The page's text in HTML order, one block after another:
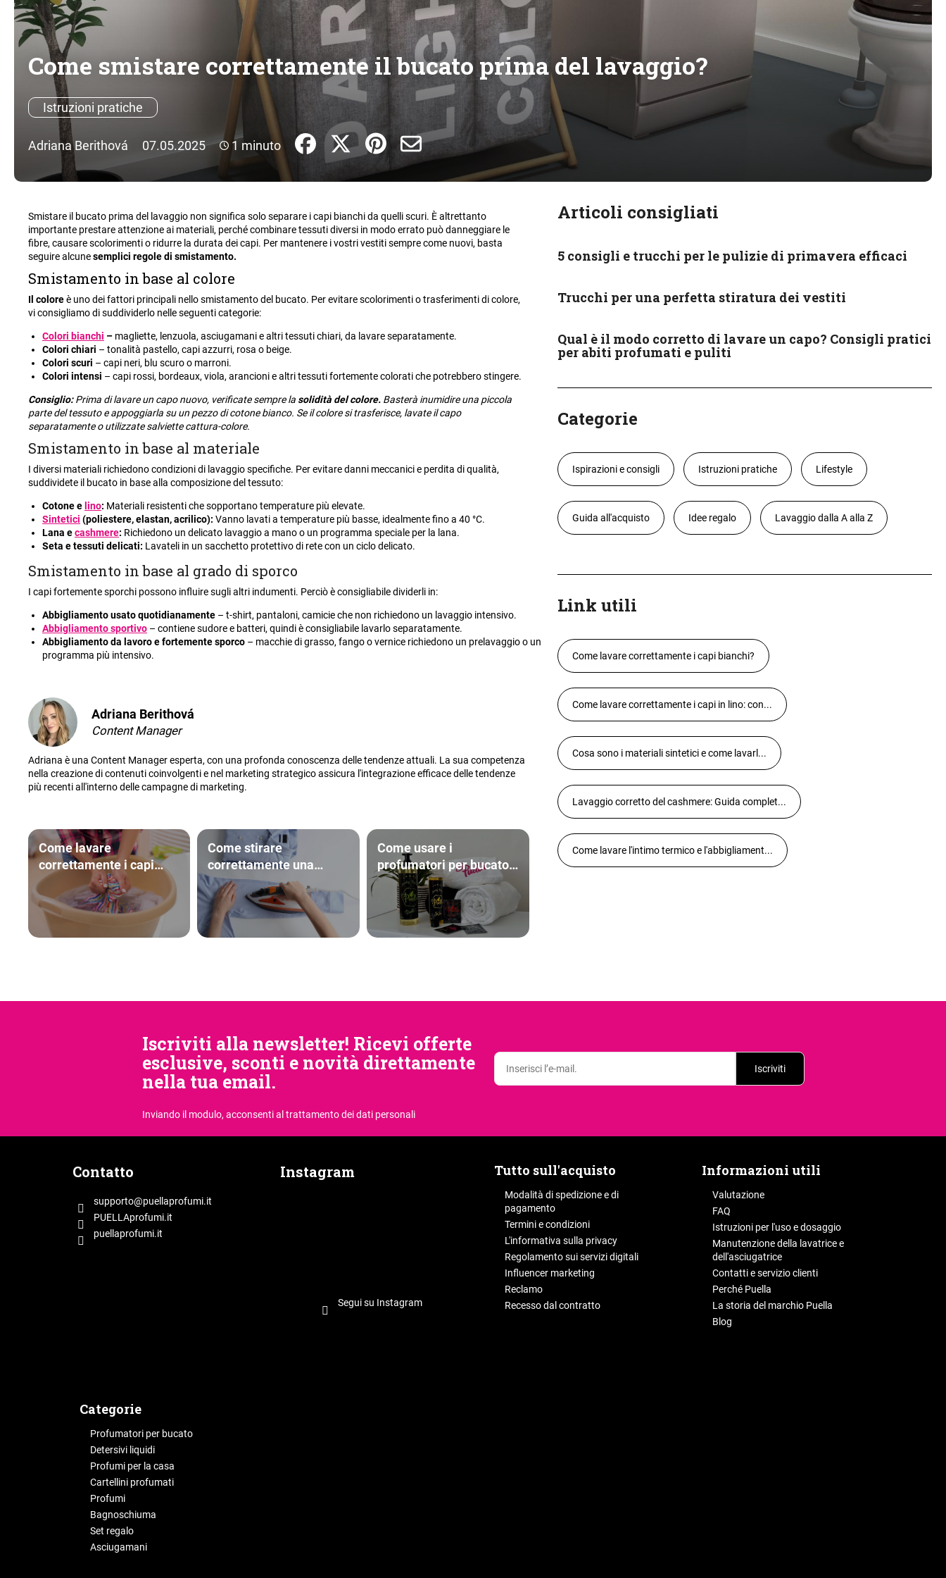
Come smistare correttamente il bucato prima del lavaggio?
Istruzioni pratiche
Adriana Berithová 07.05.2025 1 minuto
Smistare il bucato prima del lavaggio non significa solo separare i capi bianchi da quelli scuri. È altrettanto
importante prestare attenzione ai materiali, perché combinare tessuti diversi in modo errato può danneggiare le
fibre, causare scolorimenti o ridurre la durata dei capi. Per mantenere i vostri vestiti sempre come nuovi, basta
seguire alcunesemplici regole di smistamento.
Smistamento in base al colore
Il coloreè uno dei fattori principali nello smistamento del bucato. Per evitare scolorimenti o trasferimenti di colore,
vi consigliamo di suddividerlo nelle seguenti categorie:
Colori bianchi – magliette, lenzuola, asciugamani e altri tessuti chiari, da lavare separatamente.
Colori chiari – tonalità pastello, capi azzurri, rosa o beige.
Colori scuri – capi neri, blu scuro o marroni.
Colori intensi – capi rossi, bordeaux, viola, arancioni e altri tessuti fortemente colorati che potrebbero stingere.
Consiglio:Prima di lavare un capo nuovo, verificate sempre la solidità del colore. Basterà inumidire una piccola
parte del tessuto e appoggiarla su un pezzo di cotone bianco. Se il colore si trasferisce, lavate il capo
separatamente o utilizzate salviette cattura-colore.
Smistamento in base al materiale
I diversi materiali richiedono condizioni di lavaggio specifiche. Per evitare danni meccanici e perdita di qualità,
suddividete il bucato in base alla composizione del tessuto:
Cotone e lino: Materiali resistenti che sopportano temperature più elevate.
Sintetici (poliestere, elastan, acrilico): Vanno lavati a temperature più basse, idealmente fino a 40 °C.
Lana ecashmere: Richiedono un delicato lavaggio a mano o un programma speciale per la lana.
Seta e tessuti delicati: Lavateli in un sacchetto protettivo di rete con un ciclo delicato.
Smistamento in base al grado di sporco
I capi fortemente sporchi possono influire sugli altri indumenti. Perciò è consigliabile dividerli in:
Abbigliamento usato quotidianamente – t-shirt, pantaloni, camicie che non richiedono un lavaggio intensivo.
Abbigliamento sportivo – contiene sudore e batteri, quindi è consigliabile lavarlo separatamente.
Abbigliamento da lavoro e fortemente sporco – macchie di grasso, fango o vernice richiedono un prelavaggio o un
programma più intensivo.
Adriana Berithová
Content Manager
Adriana è una Content Manager esperta, con una profonda conoscenza delle tendenze attuali. La sua competenza
nella creazione di contenuti coinvolgenti e nel marketing strategico assicura l'integrazione efficace delle tendenze
più recenti all'interno delle campagne di marketing.
Come lavare
correttamente i capi
bicolore? Consigli utili e
sicuri
Come stirare
correttamente una
camicia? Guida
semplice per stirare le
maniche e il colletto
Come usare i
profumatori per bucato?
Vi daremo dei consigli
Articoli consigliati
5 consigli e trucchi per le pulizie di primavera efficaci
Trucchi per una perfetta stiratura dei vestiti
Qual è il modo corretto di lavare un capo? Consigli pratici
per abiti profumati e puliti
Categorie
Ispirazioni e consigli Istruzioni pratiche Lifestyle
Guida all'acquisto Idee regalo Lavaggio dalla A alla Z
Link utili
Come lavare correttamente i capi bianchi?
Come lavare correttamente i capi in lino: con...
Cosa sono i materiali sintetici e come lavarl...
Lavaggio corretto del cashmere: Guida complet...
Come lavare l'intimo termico e l'abbigliament...
Iscriviti alla newsletter! Ricevi offerte
esclusive, sconti e novità direttamente
nella tua email.
Inviando il modulo, acconsential trattamento dei dati personali
Iscriviti
Contatto
supporto@puellaprofumi.it
PUELLAprofumi.it
puellaprofumi.it
Instagram
Segui su Instagram
Tutto sull'acquisto
Modalità di spedizione e di
pagamento
Termini e condizioni
L'informativa sulla privacy
Regolamento sui servizi digitali
Influencer marketing
Reclamo
Recesso dal contratto
Informazioni utili
Valutazione
FAQ
Istruzioni per l'uso e dosaggio
Manutenzione della lavatrice e
dell'asciugatrice
Contatti e servizio clienti
Perché Puella
La storia del marchio Puella
Blog
Categorie
Profumatori per bucato
Detersivi liquidi
Profumi per la casa
Cartellini profumati
Profumi
Bagnoschiuma
Set regalo
Asciugamani